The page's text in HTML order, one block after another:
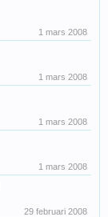
1 mars 2008
1 mars 2008
1 mars 2008
1 mars 2008
29 februari 2008